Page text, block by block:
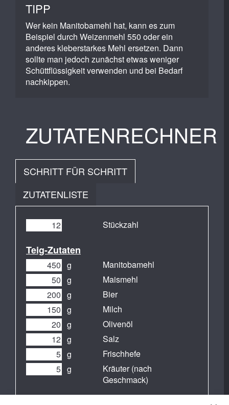
TIPP
Wer kein Manitobamehl hat, kann es zum
Beispiel durch Weizenmehl 550 oder ein
anderes kleberstarkes Mehl ersetzen. Dann
sollte man jedoch zunächst etwas weniger
Schüttflüssigkeit verwenden und bei Bedarf
nachkippen.
ZUTATENRECHNER
SCHRITT FÜR SCHRITT
ZUTATENLISTE
Stückzahl
Teig-Zutaten
g
Manitobamehl
g
Maismehl
g
Bier
g
Milch
g
Olivenöl
g
Salz
g
Frischhefe
g
Kräuter (nach
Geschmack)